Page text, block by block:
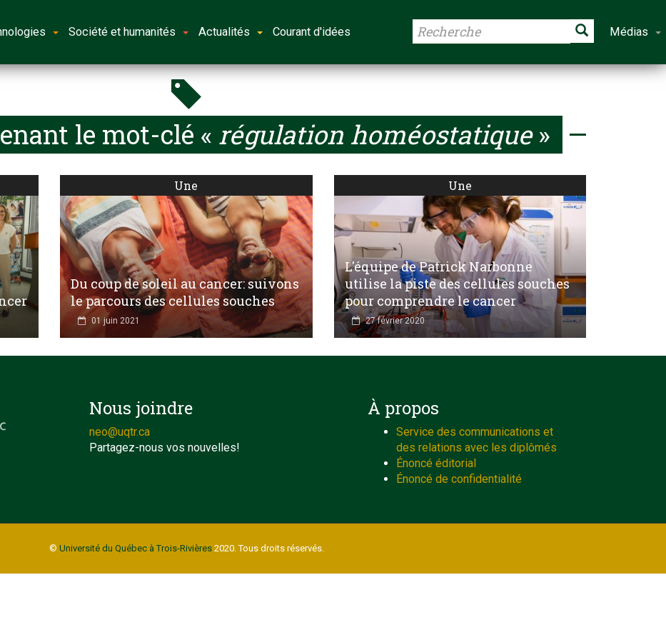
Société et humanités Actualités Courant d'idées Médias
le mot-clé « régulation homéostatique»
Une
Du coup de soleil au cancer: suivons
le parcours des cellules souches
01 juin 2021
Une
L'équipe de Patrick Narbonne
utilise la piste des cellules souches
pour comprendre le cancer
27 février 2020
Nous joindre
neo@uqtr.ca
Partagez-nous vos nouvelles!
À propos
Service des communications et
des relations avec les diplômés
Énoncé éditorial
Énoncé de confidentialité
© Université du Québec à Trois-Rivières2020. Tous droits réservés.